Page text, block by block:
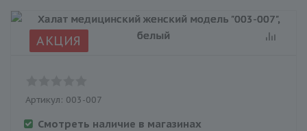
АКЦИЯ
Артикул: 003-007
Смотреть наличие в магазинах